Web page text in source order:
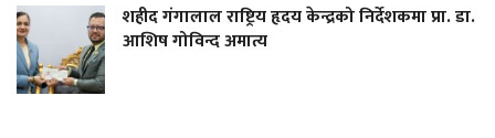
शहीद गंगालाल राष्ट्रिय हृदय केन्द्रको निर्देशकमा प्रा. डा.
आशिष गोविन्द अमात्य